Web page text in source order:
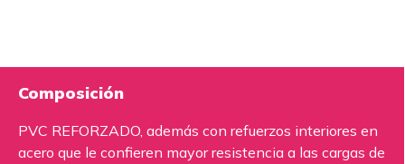
Composición
PVC REFORZADO, además con refuerzos interiores en
acero que le confieren mayor resistencia a las cargas de